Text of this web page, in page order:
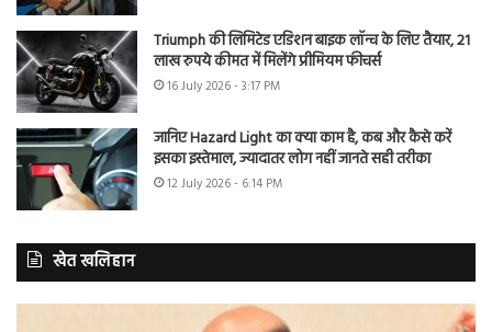
Triumph की लिमिटेड एडिशन बाइक लॉन्च के लिए तैयार, 21
लाख रुपये कीमत में मिलेंगे प्रीमियम फीचर्स
16 July 2026 - 3:17 PM
जानिए Hazard Light का क्या काम है, कब और कैसे करें
इसका इस्तेमाल, ज्यादातर लोग नहीं जानते सही तरीका
12 July 2026 - 6:14 PM
खेत खलिहान